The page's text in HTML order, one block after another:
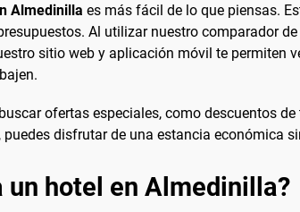
Almedinilla es más fácil de lo que piensas.
Al utilizar nuestro comparador
sitio web y aplicación móvil te permiten
ofertas especiales, como descuentos
disfrutar de una estancia económica
un hotel en Almedinilla?